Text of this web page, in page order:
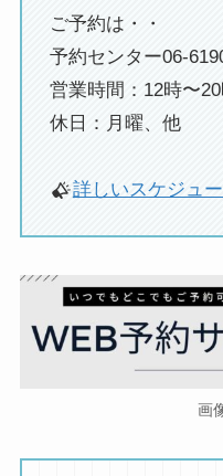
ご予約は・・
予約センター06-
営業時間：12時〜
休日：月曜、他
詳しいスケジュ
画